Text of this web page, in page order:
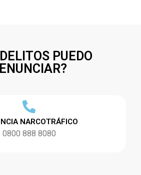
PUEDO
NARCOTRÁFICO
0800 888 8080